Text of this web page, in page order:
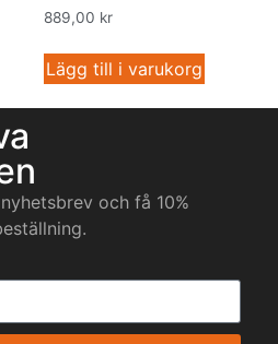
889,00 kr
Lägg till i varukorg
och få 10%